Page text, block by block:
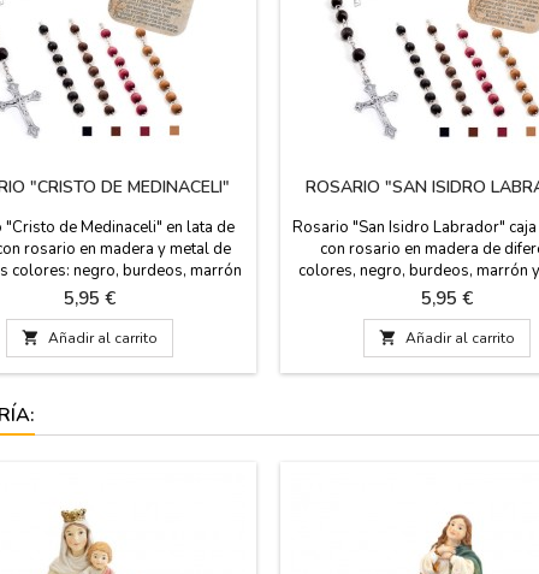
"CRISTO DE MEDINACELI"
de Medinaceli" en lata de
rosario en madera y metal de
colores: negro, burdeos, marrón
claro. La cajita puede también
pastillero. Por detrás de la
una breve historia del Cristo de
Mide: 50 cm de largo. del
Medida de la caja: 50X50 cm
Precio
5,95 €
 Añadir al carrito
ROSARIO "SAN ISIDRO
Rosario "San Isidro Labrador"
con rosario en madera de
colores, negro, burdeos, marrón
claro. La cajita puede también
pastillero. Por detrás de la
escrita una breve historia de
Labrador. Mide: 50 cm de largo.
la caja: 50x50 cm
Precio
5,95 €
 Añadir al carrito